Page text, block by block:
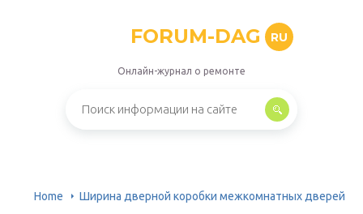
FORUM-DAG RU
Онлайн-журнал о ремонте
Home Ширина дверной коробки межкомнатных дверей